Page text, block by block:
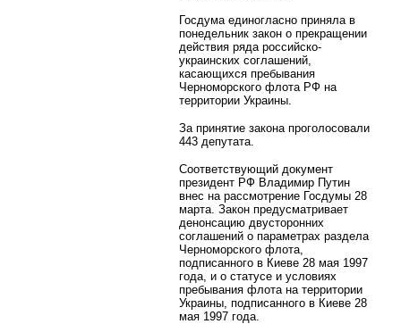
Госдума единогласно приняла в
понедельник закон о прекращении
действия ряда российско-
украинских соглашений,
касающихся пребывания
Черноморского флота РФ на
территории Украины.
За принятие закона проголосовали
443 депутата.
Соответствующий документ
президент РФ Владимир Путин
внес на рассмотрение Госдумы 28
марта. Закон предусматривает
денонсацию двусторонних
соглашений о параметрах раздела
Черноморского флота,
подписанного в Киеве 28 мая 1997
года, и о статусе и условиях
пребывания флота на территории
Украины, подписанного в Киеве 28
мая 1997 года.